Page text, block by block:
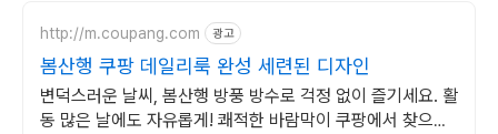
http://m.coupang.com 광고
봄산행 쿠팡 데일리룩 완성 세련된 디자인
변덕스러운 날씨, 봄산행 방풍 방수로 걱정 없이 즐기세요. 활
동 많은 날에도 자유롭게! 쾌적한 바람막이 쿠팡에서 찾으세